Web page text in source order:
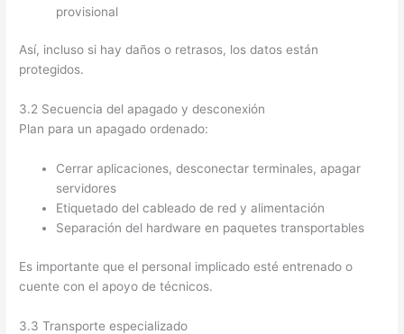
provisional
Así, incluso si hay daños o retrasos, los datos están
protegidos.
3.2 Secuencia del apagado y desconexión
Plan para un apagado ordenado:
Cerrar aplicaciones, desconectar terminales, apagar
servidores
Etiquetado del cableado de red y alimentación
Separación del hardware en paquetes transportables
Es importante que el personal implicado esté entrenado o
cuente con el apoyo de técnicos.
3.3 Transporte especializado